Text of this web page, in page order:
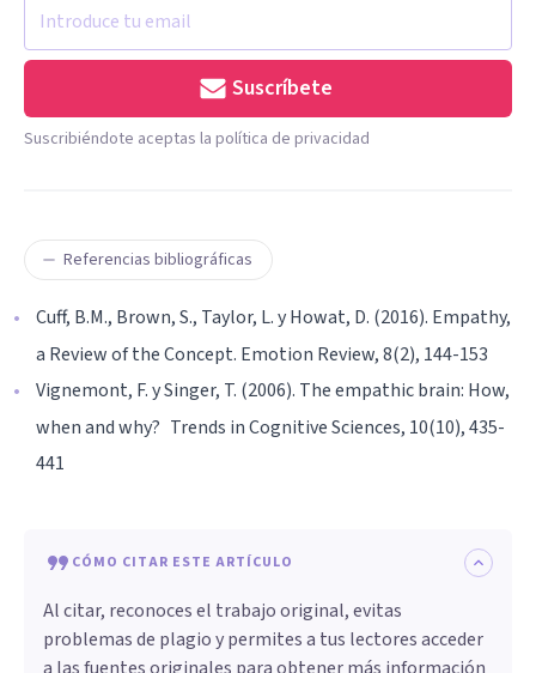
Suscríbete
Suscribiéndote aceptas la política de privacidad
Referencias bibliográficas
Cuff, B.M., Brown, S., Taylor, L. y Howat, D. (2016). Empathy,
a Review of the Concept. Emotion Review, 8(2), 144-153
Vignemont, F. y Singer, T. (2006). The empathic brain: How,
when and why? Trends in Cognitive Sciences, 10(10), 435-
441
CÓMO CITAR ESTE ARTÍCULO
Al citar, reconoces el trabajo original, evitas
problemas de plagio y permites a tus lectores acceder